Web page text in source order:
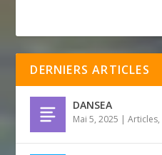
DERNIERS ARTICLES
DANSEA
Mai 5, 2025 |Articles,